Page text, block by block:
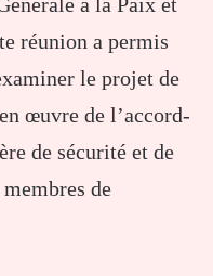
réunion a permis
le projet de
œuvre de l’accord-
de sécurité et de
de